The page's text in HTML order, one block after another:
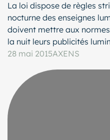
La loi dispose de règles
nocturne des enseignes
doivent mettre aux
la nuit leurs publicités
28 mai 2015AXENS